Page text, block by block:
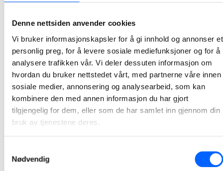
Denne nettsiden anvender cookies
Vi bruker informasjonskapsler for å gi innhold og annonser et
personlig preg, for å levere sosiale mediefunksjoner og for å
analysere trafikken vår. Vi deler dessuten informasjon om
hvordan du bruker nettstedet vårt, med partnerne våre innen
sosiale medier, annonsering og analysearbeid, som kan
kombinere den med annen informasjon du har gjort
tilgjengelig for dem, eller som de har samlet inn gjennom din
bruk av tjenestene deres.
Nødvendig
2025-05-09
Danske ingeniører lærer av NCC og Oslos erfaring
med elektriske byggeplasser
2025-05-06
Velkommen til åpen dag i Hedrum pukkverk
2025-05-05